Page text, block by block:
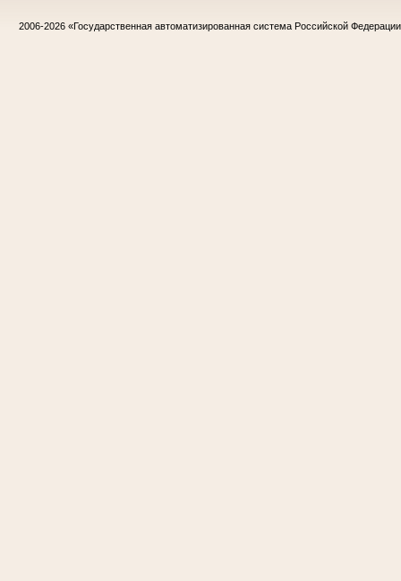
2006-2026 «Государственная автоматизированная система Российской